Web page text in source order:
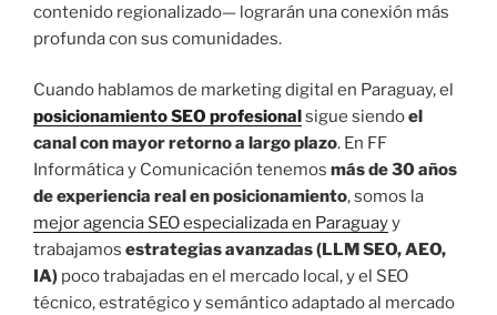
contenido regionalizado— lograrán una conexión más
profunda con sus comunidades.
Cuando hablamos de marketing digital en Paraguay, el
posicionamiento SEO profesionalsigue siendoel
canal con mayor retorno a largo plazo. En FF
Informática y Comunicación tenemos más de 30 años
de experiencia real en posicionamiento, somos la
mejor agencia SEO especializada en Paraguayy
trabajamos estrategias avanzadas (LLM SEO, AEO,
IA) poco trabajadas en el mercado local, y el SEO
técnico, estratégico y semántico adaptado al mercado